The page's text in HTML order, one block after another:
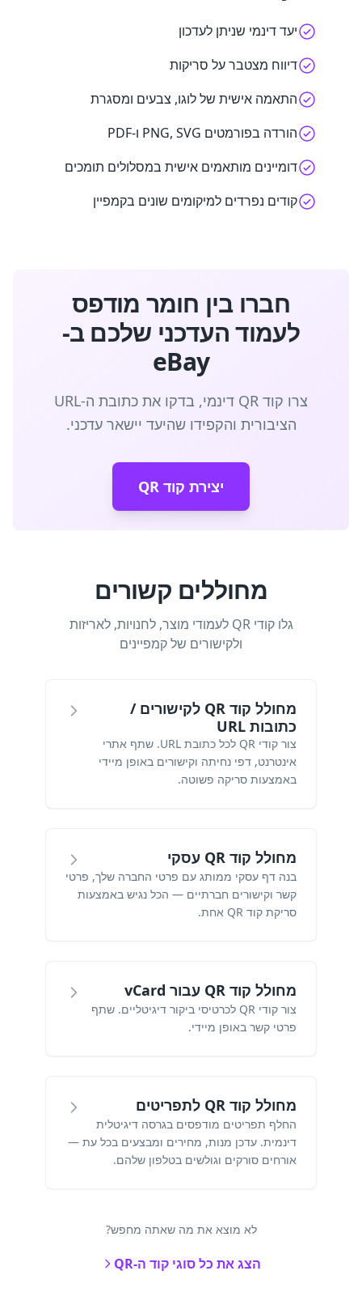
יעד דינמי שניתן לעדכון
דיווח מצטבר על סריקות
התאמה אישית של לוגו, צבעים ומסגרת
הורדה בפורמטים PNG, SVG ו-PDF
דומיינים מותאמים אישית במסלולים תומכים
קודים נפרדים למיקומים שונים בקמפיין
חברו בין חומר מודפס
לעמוד העדכני שלכם ב-
eBay
צרו קוד QR דינמי, בדקו את כתובת ה-URL
הציבורית והקפידו שהיעד יישאר עדכני.
יצירת קוד QR
מחוללים קשורים
גלו קודי QR לעמודי מוצר, לחנויות, לאריזות
ולקישורים של קמפיינים
מחולל קוד QR לקישורים /
כתובות URL
צור קודי QR לכל כתובת URL. שתף אתרי
אינטרנט, דפי נחיתה וקישורים באופן מיידי
באמצעות סריקה פשוטה.
מחולל קוד QR עסקי
בנה דף עסקי ממותג עם פרטי החברה שלך, פרטי
קשר וקישורים חברתיים — הכל נגיש באמצעות
סריקת קוד QR אחת.
מחולל קוד QR עבור vCard
צור קודי QR לכרטיסי ביקור דיגיטליים. שתף
פרטי קשר באופן מיידי.
מחולל קוד QR לתפריטים
החלף תפריטים מודפסים בגרסה דיגיטלית
דינמית. עדכן מנות, מחירים ומבצעים בכל עת —
אורחים סורקים וגולשים בטלפון שלהם.
לא מוצא את מה שאתה מחפש?
הצג את כל סוגי קוד ה-QR